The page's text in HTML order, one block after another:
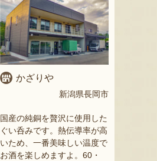
かざりや
新潟県長岡市
国産の純銅を贅沢に使用した
ぐい呑みです。熱伝導率が高
いため、一番美味しい温度で
お酒を楽しめますよ。60・